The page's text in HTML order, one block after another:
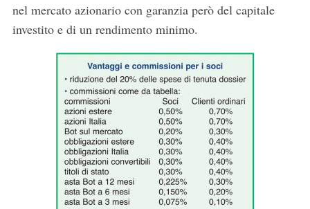
nel mercato azionario con garanzia però del capitale
investito e di un rendimento minimo.